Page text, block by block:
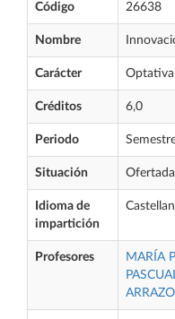
Código 26638
Nombre
Carácter Optativa
Créditos 6,0
Periodo
Situación Ofertada
Idioma de
impartición
Profesores
MARÍA